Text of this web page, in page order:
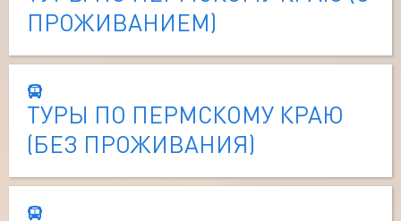
ПРОЖИВАНИЕМ)
ТУРЫ ПО ПЕРМСКОМУ КРАЮ
(БЕЗ ПРОЖИВАНИЯ)